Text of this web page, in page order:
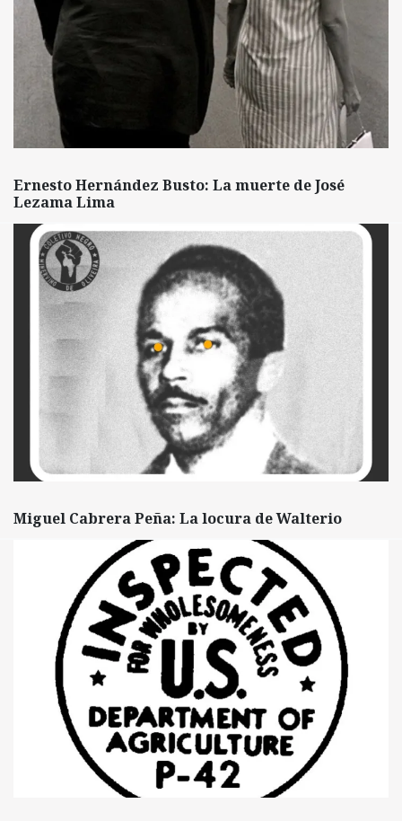
Ernesto Hernández Busto: La muerte de José
Lezama Lima
Miguel Cabrera Peña: La locura de Walterio